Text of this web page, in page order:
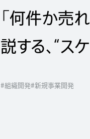
「何件か売
説する、“ス
#組織開発#新規事業開発